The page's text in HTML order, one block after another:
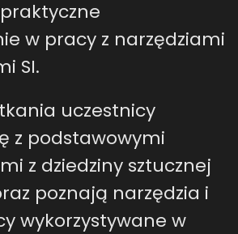
w pracy z narzędziami
SI.
uczestnicy
z podstawowymi
z dziedziny sztucznej
poznają narzędzia i
wykorzystywane w